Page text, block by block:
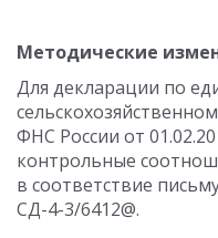
Методические
Для декларации по
ФНС России от
контрольные
в соответствие
СД-4-3/6412@.